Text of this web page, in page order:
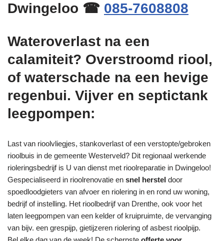
Dwingeloo ☎ 085-7608808
Wateroverlast na een
calamiteit? Overstroomd riool,
of waterschade na een hevige
regenbui. Vijver en septictank
leegpompen:
Last van rioolvliegjes, stankoverlast of een verstopte/gebroken
rioolbuis in de gemeente Westerveld? Dit regionaal werkende
rioleringsbedrijf is U van dienst met rioolreparatie in Dwingeloo!
Gespecialiseerd in rioolrenovatie en snel herstel door
spoedloodgieters van afvoer en riolering in en rond uw woning,
bedrijf of instelling. Het rioolbedrijf van Drenthe, ook voor het
laten leegpompen van een kelder of kruipruimte, de vervanging
van bijv. een grespijp, gietijzeren riolering of asbest rioolpijp.